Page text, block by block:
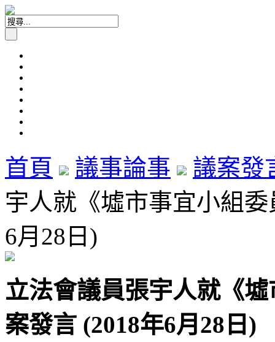
首頁 議事論事
議案發
宇人就《墟市事宜小組
6月28日)
立法會議員張宇人就《
案發言 (2018年6月28日)